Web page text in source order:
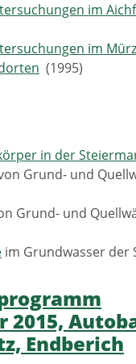
im
im
(1995)
in der
Grund- und
Grund- und
im Grundwasser der
2015,
Endberich